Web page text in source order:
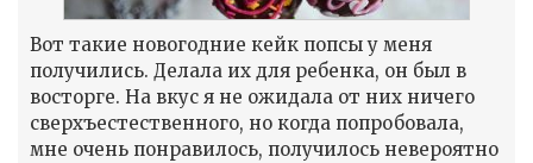
Вот такие новогодние кейк попсы у меня
получились. Делала их для ребенка, он был в
восторге. На вкус я не ожидала от них ничего
сверхъестественного, но когда попробовала,
мне очень понравилось, получилось невероятно